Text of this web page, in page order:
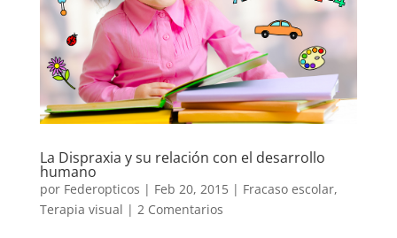
La Dispraxia y su relación con el desarrollo
humano
por Federopticos | Feb 20, 2015| Fracaso escolar,
Terapia visual | 2 Comentarios